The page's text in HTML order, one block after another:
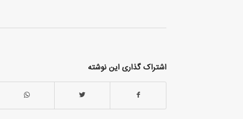
اشتراک گذاری این نوشته